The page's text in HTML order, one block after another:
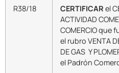
R38/18 CERTIFICAR el
ACTIVIDAD
COMERCIO que
el rubro VENTA
DE GAS Y
el Padrón